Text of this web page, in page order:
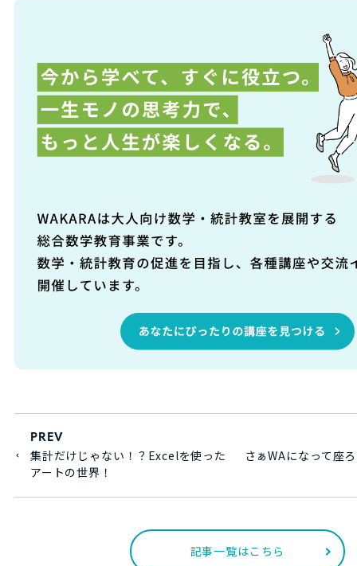
PREV
集計だけじゃない！？Excelを使った
アートの世界！
さぁWAになって座
記事一覧はこちら